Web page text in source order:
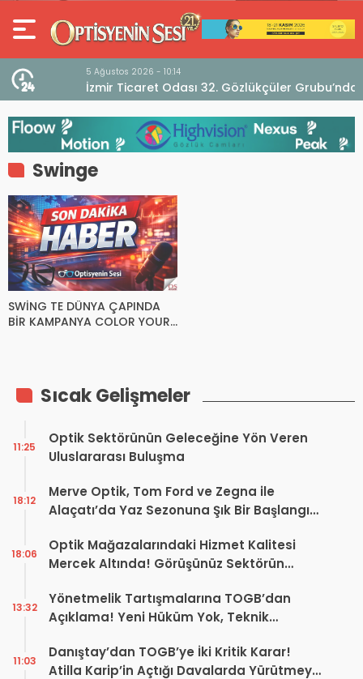
5 Ağustos 2026 - 10:14
İzmir Ticaret Odası 32. Gözlükçüler Grubu’ndan
TEBD II DigitaliSME Dijital Dönüşüm Projesi açıklaması
Swinge
SWİNG TE DÜNYA ÇAPINDA
BİR KAMPANYA COLOR YOUR
Sıcak Gelişmeler
Optik Sektörünün Geleceğine Yön Veren
Uluslararası Buluşma
11:25
Merve Optik, Tom Ford ve Zegna ile
Alaçatı’da Yaz Sezonuna Şık Bir Başlangıç ​​
18:12
Optik Mağazalarındaki Hizmet Kalitesi
Mercek Altında! Görüşünüz Sektörün
18:06
Yönetmelik Tartışmalarına TOGB’dan
Açıklama! Yeni Hüküm Yok, Teknik
13:32
Danıştay’dan TOGB’ye İki Kritik Karar!
Atilla Karip’in Açtığı Davalarda Yürütmeyi
11:03